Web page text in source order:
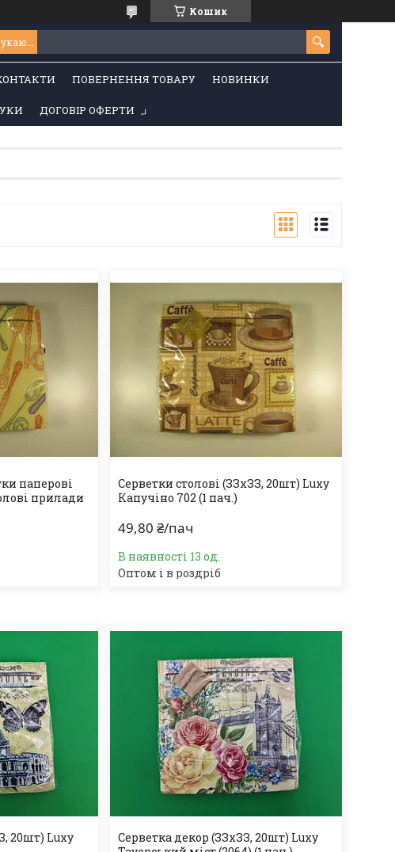
Кошик
ПОВЕРНЕННЯ ТОВАРУ НОВИНКИ
ДОГОВІР ОФЕРТИ
паперові
прилади
Серветки столові (ЗЗхЗЗ, 20шт) Luxy
Капучіно 702 (1 пач.)
49,80 ₴/пач
В наявності 13 од.
Оптом і в роздріб
20шт) Luxy
Серветка декор (ЗЗхЗЗ, 20шт) Luxy